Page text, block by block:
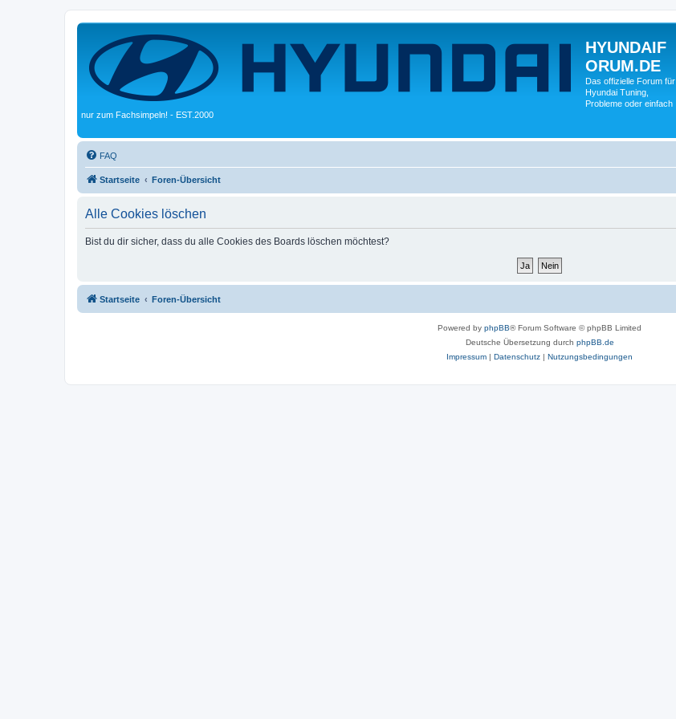
HYUNDAIF
ORUM.DE
Das offizielle Forum für
Hyundai Tuning,
Probleme oder einfach
nur zum Fachsimpeln! - EST.2000
FAQ
Startseite Foren-Übersicht
Alle Cookies löschen
Bist du dir sicher, dass du alle Cookies des Boards löschen möchtest?
Startseite Foren-Übersicht
Powered by phpBB® Forum Software © phpBB Limited
Deutsche Übersetzung durch phpBB.de
Impressum | Datenschutz | Nutzungsbedingungen